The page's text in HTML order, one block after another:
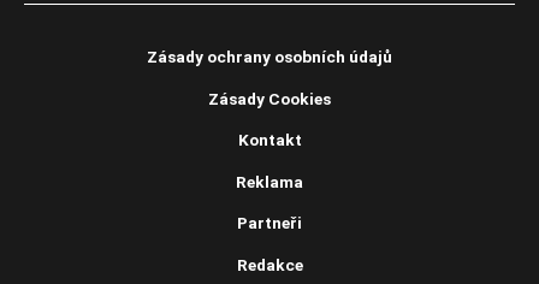
Zásady ochrany osobních údajů
Zásady Cookies
Kontakt
Reklama
Partneři
Redakce